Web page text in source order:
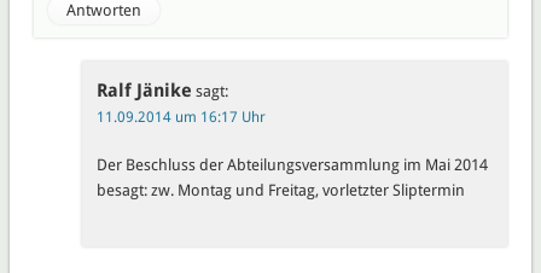
Antworten
Ralf Jänike sagt:
11.09.2014 um 16:17 Uhr
Der Beschluss der Abteilungsversammlung im Mai 2014
besagt: zw. Montag und Freitag, vorletzter Sliptermin